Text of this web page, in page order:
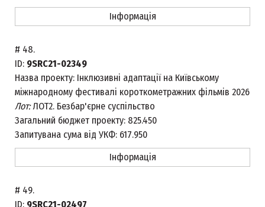
Інформація
# 48.
ID: 9SRC21-02349
Назва проекту: Інклюзивні адаптації на Київському
міжнародному фестивалі короткометражних фільмів 2026
Лот:ЛОТ2. Безбар'єрне суспільство
Загальний бюджет проекту: 825.450
Запитувана сума від УКФ: 617.950
Інформація
# 49.
ID: 9SRC21-02497